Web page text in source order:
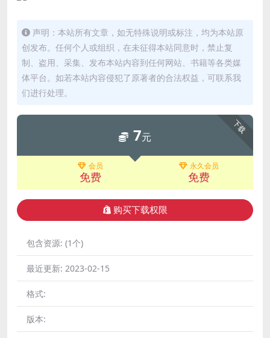
声明：本站所有文章，如无特殊说明或标注，均为本站原
创发布。任何个人或组织，在未征得本站同意时，禁止复
制、盗用、采集、发布本站内容到任何网站、书籍等各类媒
体平台。如若本站内容侵犯了原著者的合法权益，可联系我
们进行处理。
下载
7元
会员
免费
永久会员
免费
购买下载权限
包含资源: (1个)
最近更新: 2023-02-15
格式:
版本: